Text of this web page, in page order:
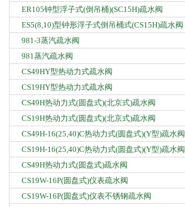
ER105钟型浮子式(倒吊桶)(SC15H)疏水阀
ES5(8,10)型钟形浮子式倒吊桶式(CS15H)疏水阀
981-3蒸汽疏水阀
981蒸汽疏水阀
CS49HY型热动力式疏水阀
CS19HY型热动力式疏水阀
CS49H热动力式(圆盘式)(北京式)疏水阀
CS19H热动力式(圆盘式)(北京式)疏水阀
CS49H-16(25,40)C热动力式(圆盘式)(Y型)疏水阀
CS19H-16(25,40)C热动力式(圆盘式)(Y型)疏水阀
CS49H热动力式(圆盘式)疏水阀
CS19W-16P(圆盘式)仪表疏水阀
CS19W-16P(圆盘式)仪表不锈钢疏水阀